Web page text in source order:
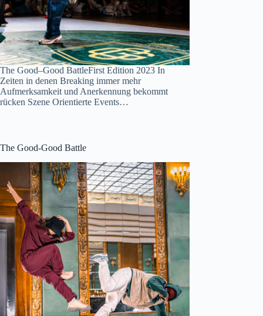
The Good–Good BattleFirst Edition 2023 In
Zeiten in denen Breaking immer mehr
Aufmerksamkeit und Anerkennung bekommt
rücken Szene Orientierte Events…
The Good-Good Battle